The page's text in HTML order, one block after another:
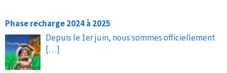
Phase recharge 2024 à 2025
Depuis le 1er juin, nous sommes officiellement
[…]